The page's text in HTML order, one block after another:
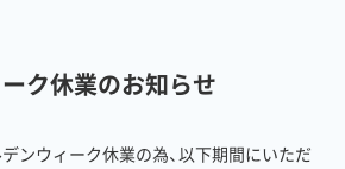
ク休業のお知らせ
ンウィーク休業の為、以下期間にいただ